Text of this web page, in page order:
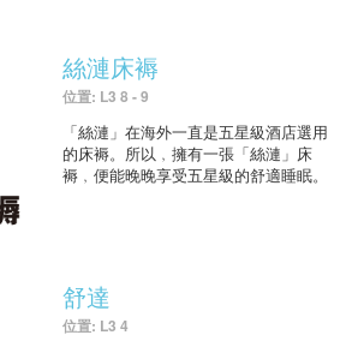
絲漣床褥
位置: L3 8 - 9
「絲漣」在海外一直是五星級酒店選用
的床褥。所以﹐擁有一張「絲漣」床
褥﹐便能晚晚享受五星級的舒適睡眠。
舒達
位置: L3 4